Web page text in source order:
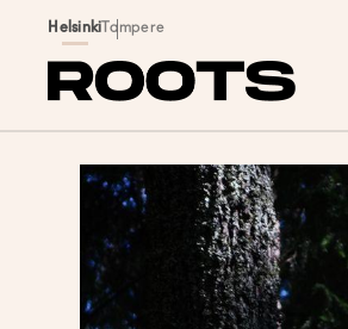
Siirry sisältöön
HelsinkiTampere